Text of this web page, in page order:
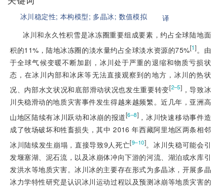
冰川稳定性; 本构模型; 多晶冰; 数值模拟
译
冰川和永久性积雪是冰冻圈重要组成要素，约占全球陆地面
积的11%，陆地冰冻圈的淡水量约占全球淡水资源的75%[1]。由
于全球气候变暖不断加剧，冰川处于严重的退缩和物质亏损状
态，在冰川内部和冰床等无法直接观察到的地方，冰川的热状
况、内部水文状况和底部滑动状况也发生重要转变[2–5] ，导致冰
川失稳滑动的地质灾害事件发生得越来越频繁。近几年，亚洲高
山地区陆续有冰川跃动和冰崩的报道[6–8] ，冰川快速移动事件造
成了牧场破坏和牲畜损失，其中 2016 年西藏阿里地区两条相邻
冰川陆续发生崩塌，直接导致9人死亡[9–10]。冰川失稳可能会引
发堰塞湖、泥石流，以及冰崩体冲向下游的河流、湖泊或水库引
发洪水等地质灾害。冰川冰的主要存在形式为多晶冰，开展多晶
冰力学特性研究是认识冰川运动过程以及预测冰崩等地质灾害的